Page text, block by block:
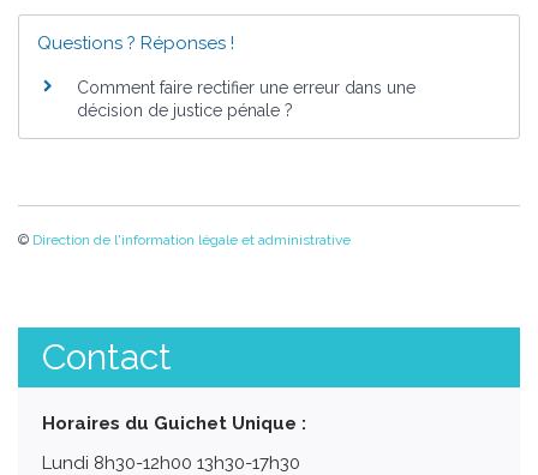
Questions ? Réponses !
Comment faire rectifier une erreur dans une
décision de justice pénale ?
© Direction de l'information légale et administrative
Contact
Horaires du Guichet Unique :
Lundi 8h30-12h00 13h30-17h30